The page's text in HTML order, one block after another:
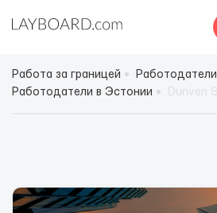
Работа за границей
Работодатели
Работодатели в Эстонии